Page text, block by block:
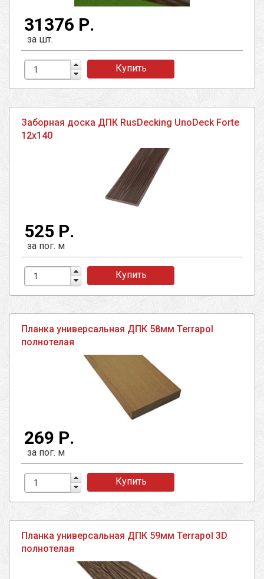
31376 Р.
за шт.
Купить
Заборная доска ДПК RusDecking UnoDeck Forte
12х140
525 Р.
за пог. м
Купить
Планка универсальная ДПК 58мм Terrapol
полнотелая
269 Р.
за пог. м
Купить
Планка универсальная ДПК 59мм Terrapol 3D
полнотелая